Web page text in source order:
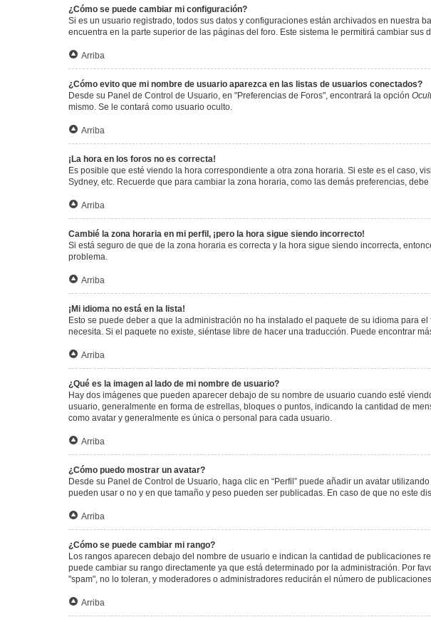
¿Cómo se puede cambiar mi configuración?
Si es un usuario registrado, todos sus datos y configuraciones están archivados en nuestra
encuentra en la parte superior de las páginas del foro. Este sistema le permitirá cambiar sus
Arriba
¿Cómo evito que mi nombre de usuario aparezca en las listas de usuarios conectados?
Desde su Panel de Control de Usuario, en "Preferencias de Foros", encontrará la opción
mismo. Se le contará como usuario oculto.
Arriba
¡La hora en los foros no es correcta!
Es posible que esté viendo la hora correspondiente a otra zona horaria. Si este es el caso,
Sydney, etc. Recuerde que para cambiar la zona horaria, como las demás preferencias,
Arriba
Cambié la zona horaria en mi perfil, ¡pero la hora sigue siendo incorrecto!
Si está seguro de que de la zona horaria es correcta y la hora sigue siendo incorrecta,
problema.
Arriba
¡Mi idioma no está en la lista!
Esto se puede deber a que la administración no ha instalado el paquete de su idioma para
necesita. Si el paquete no existe, siéntase libre de hacer una traducción. Puede encontrar
Arriba
¿Qué es la imagen al lado de mi nombre de usuario?
Hay dos imágenes que pueden aparecer debajo de su nombre de usuario cuando esté
usuario, generalmente en forma de estrellas, bloques o puntos, indicando la cantidad de
como avatar y generalmente es única o personal para cada usuario.
Arriba
¿Cómo puedo mostrar un avatar?
Desde su Panel de Control de Usuario, haga clic en “Perfil” puede añadir un avatar
pueden usar o no y en que tamaño y peso pueden ser publicadas. En caso de que no este
Arriba
¿Cómo se puede cambiar mi rango?
Los rangos aparecen debajo del nombre de usuario e indican la cantidad de publicaciones
puede cambiar su rango directamente ya que está determinado por la administración. Por
"spam", no lo toleran, y moderadores o administradores reducirán el número de
Arriba